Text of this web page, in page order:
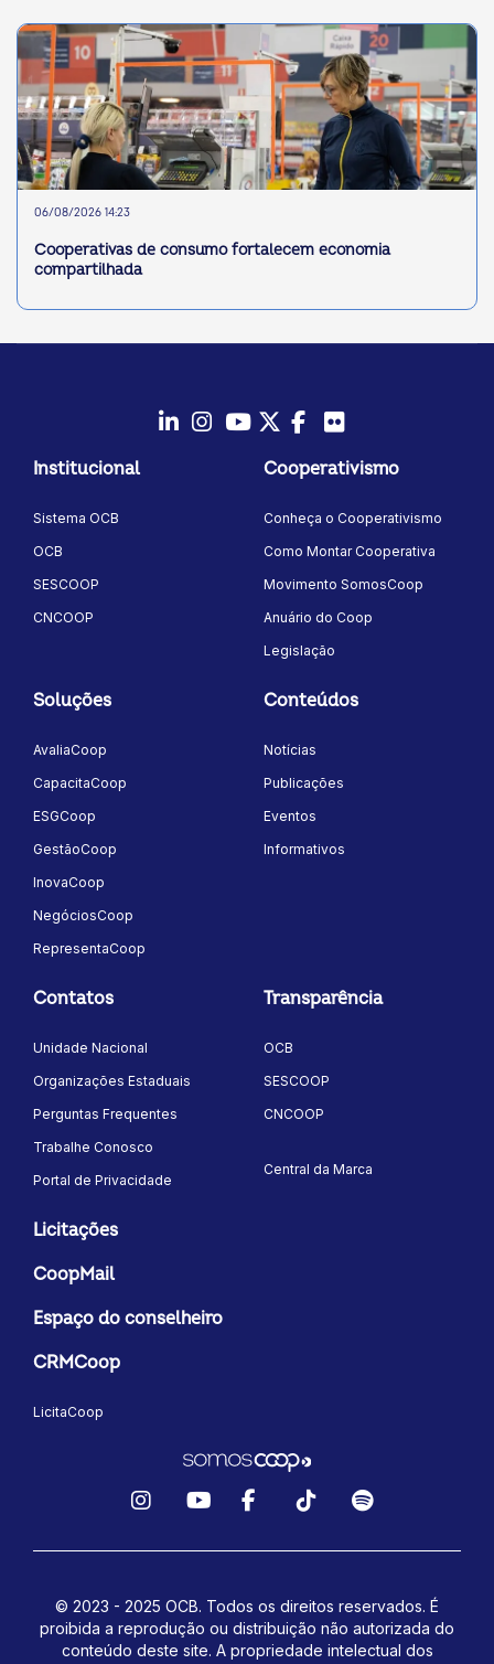
06/08/2026 14:23
Cooperativas de consumo fortalecem economia
compartilhada
Instagram
YoutubeTwitter/X
Facebook
Institucional
Sistema OCB
OCB
SESCOOP
CNCOOP
Cooperativismo
Conheça o Cooperativismo
Como Montar Cooperativa
Movimento SomosCoop
Anuário do Coop
Legislação
Soluções
AvaliaCoop
CapacitaCoop
ESGCoop
GestãoCoop
InovaCoop
NegóciosCoop
RepresentaCoop
Conteúdos
Notícias
Publicações
Eventos
Informativos
Contatos
Unidade Nacional
Organizações Estaduais
Perguntas Frequentes
Trabalhe Conosco
Portal de Privacidade
Transparência
OCB
SESCOOP
CNCOOP
Central da Marca
Licitações
CoopMail
Espaço do conselheiro
CRMCoop
LicitaCoop
© 2023 - 2025 OCB. Todos os direitos reservados. É
proibida a reprodução ou distribuição não autorizada do
conteúdo deste site. A propriedade intelectual dos